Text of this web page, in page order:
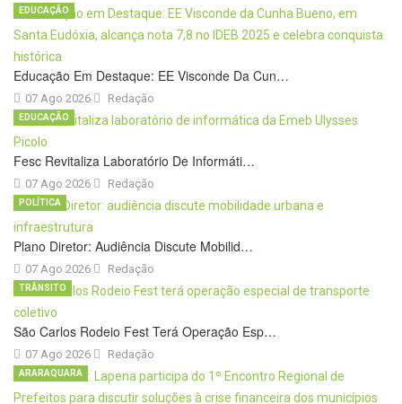
Educação Em Destaque: EE Visconde Da Cun…
07 Ago 2026
EDUCAÇÃO
Redação
Fesc Revitaliza Laboratório De Informáti…
07 Ago 2026
EDUCAÇÃO
Redação
Plano Diretor: Audiência Discute Mobilid…
07 Ago 2026
POLÍTICA
Redação
São Carlos Rodeio Fest Terá Operação Esp…
07 Ago 2026
TRÂNSITO
Redação
ARARAQUARA